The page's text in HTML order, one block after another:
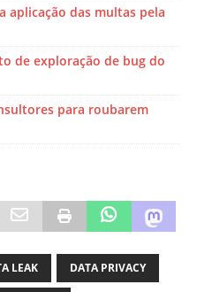
aplicação das multas pela
de exploração de bug do
para roubarem
LEAK DATA PRIVACY